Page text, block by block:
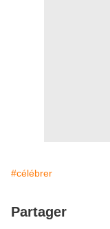
#célébrer
Partager